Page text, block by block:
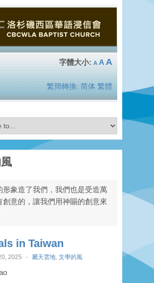
A A A
繁簡轉換: 简体 繁體
形象造了我們，我們也是受造萬
創意的，讓我們用神賜的創意來
in Taiwan
2025 - 屬天雲地 文學的風